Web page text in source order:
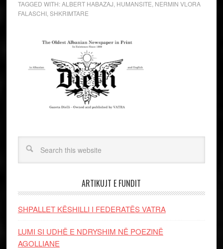
TAGGED WITH:ALBERT HABAZAJ HUMANSITE NERMIN VLORA
FALASCHI, SHKRIMTARE
ARTIKUJT E FUNDIT
SHPALLET KËSHILLI I FEDERATËS VATRA
LUMI SI UDHË E NDRYSHIM NË POEZINË
AGOLLIANE